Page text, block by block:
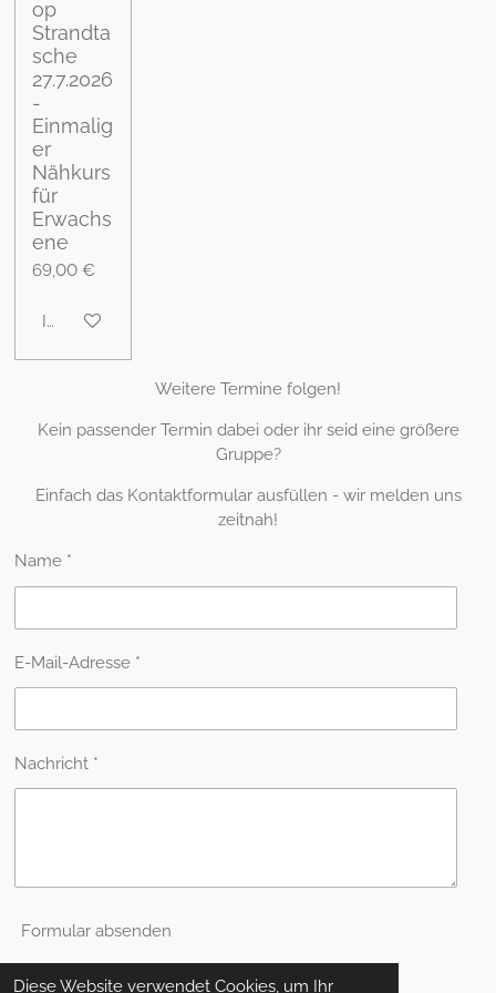
Diese Website verwendet Cookies, um Ihr
op
Strandta
sche
27.7.2026
-
Einmalig
er
Nähkurs
für
Erwachs
ene
69,00 €
In den Warenkorb
Weitere Termine folgen!
Kein passender Termin dabei oder ihr seid eine größere
Gruppe?
Einfach das Kontaktformular ausfüllen - wir melden uns
zeitnah!
Name *
E-Mail-Adresse *
Nachricht *
Formular absenden